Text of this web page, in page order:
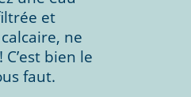
et
ne
bien le
faut.